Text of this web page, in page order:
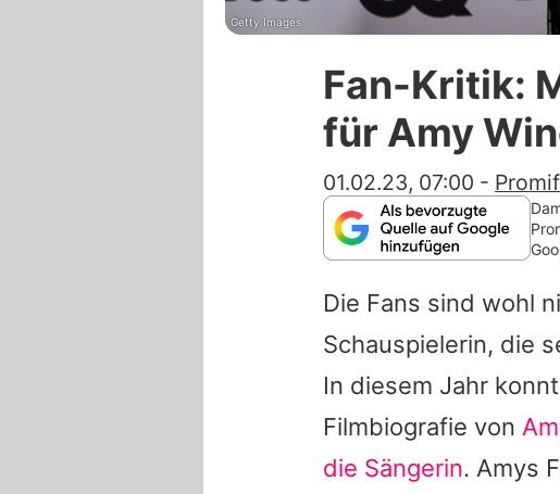
Getty Images
Fan-Kritik:
für Amy
01.02.23, 07:00 -
Die Fans sind wohl
Schauspielerin, die
In diesem Jahr
Filmbiografie von
die Sängerin. Amys